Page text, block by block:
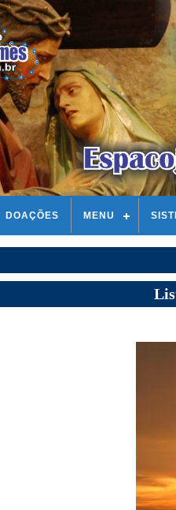
DOAÇÕES MENU